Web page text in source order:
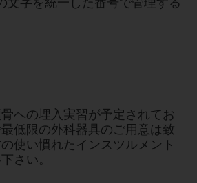
への埋入実習が予定されてお
低限の外科器具のご用意は致
使い慣れたインスツルメント
さい。